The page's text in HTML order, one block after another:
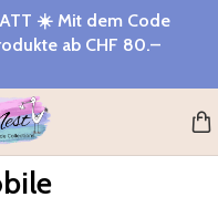
☀️ Mit dem Code
ab CHF 80.–